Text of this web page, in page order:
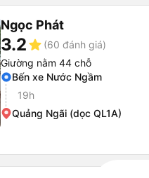
Ngọc Phát
3.2star (60 đánh giá)
Giường nằm 44 chỗ
Bến xe Nước Ngầm
19h
Quảng Ngãi (dọc QL1A)